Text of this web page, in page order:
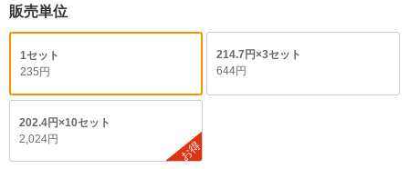
販売単位
1セット
235円
214.7円×3セット
644円
202.4円×10セット
2,024円
お得